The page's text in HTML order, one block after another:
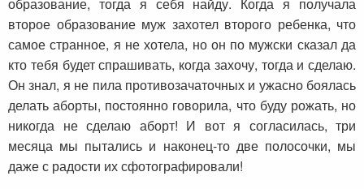
образование, тогда я себя найду. Когда я получала
второе образование муж захотел второго ребенка, что
самое странное, я не хотела, но он по мужски сказал да
кто тебя будет спрашивать, когда захочу, тогда и сделаю.
Он знал, я не пила противозачаточных и ужасно боялась
делать аборты, постоянно говорила, что буду рожать, но
никогда не сделаю аборт! И вот я согласилась, три
месяца мы пытались и наконец-то две полосочки, мы
даже с радости их сфотографировали!